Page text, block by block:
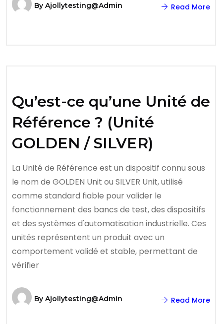
By Ajollytesting@admin Read More
Qu’est-ce qu’une Unité de
Référence ? (Unité
GOLDEN / SILVER)
La Unité de Référence est un dispositif connu sous
le nom de GOLDEN Unit ou SILVER Unit, utilisé
comme standard fiable pour valider le
fonctionnement des bancs de test, des dispositifs
et des systèmes d'automatisation industrielle. Ces
unités représentent un produit avec un
comportement validé et stable, permettant de
vérifier
By Ajollytesting@admin Read More